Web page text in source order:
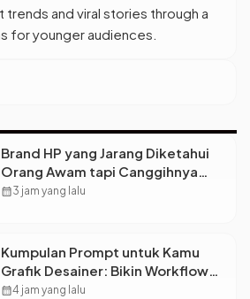
trends and viral stories through a
for younger audiences.
Brand HP yang Jarang Diketahui
Orang Awam tapi Canggihnya
Kebangetan
calendar_month3 jam yang lalu
Kumpulan Prompt untuk Kamu
Grafik Desainer: Bikin Workflow
Kreatif Jadi Super Cepat!
calendar_month4 jam yang lalu